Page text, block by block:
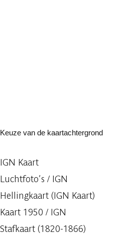
Keuze van de kaartachtergrond
IGN Kaart
Luchtfoto’s / IGN
Hellingkaart (IGN Kaart)
Kaart 1950 / IGN
Stafkaart (1820-1866)